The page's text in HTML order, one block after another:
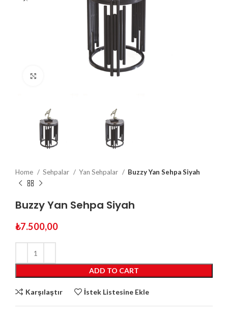
Home Sehpalar Yan Sehpalar Buzzy Yan Sehpa Siyah
Buzzy Yan Sehpa Siyah
₺7.500,00
ADD TO CART
Karşılaştır İstek Listesine Ekle